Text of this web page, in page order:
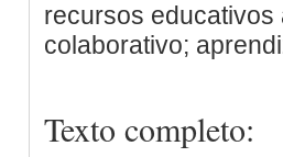
recursos
colaborativo;
Texto completo: